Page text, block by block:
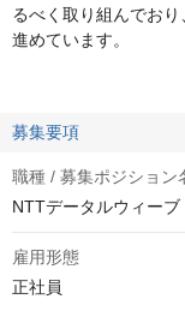
るべく取り組んでお
進めています。
募集要項
職種 / 募集ポジション
NTTデータルウィーブ
雇用形態
正社員